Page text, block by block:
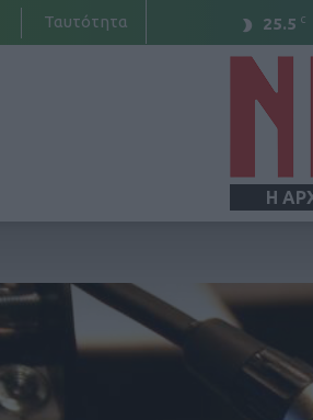
25.5 C
Ταυτότητα
Η